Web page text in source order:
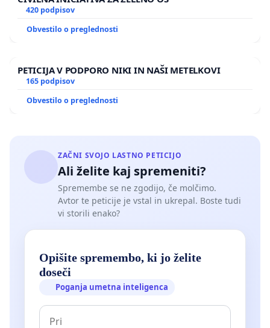
420 podpisov
Obvestilo o preglednosti
PETICIJA V PODPORO NIKI IN NAŠI METELKOVI
165 podpisov
Obvestilo o preglednosti
ZAČNI SVOJO LASTNO PETICIJO
Ali želite kaj spremeniti?
Spremembe se ne zgodijo, če molčimo.
Avtor te peticije je vstal in ukrepal. Boste tudi
vi storili enako?
Opišite spremembo, ki jo želite
doseči
Poganja umetna inteligenca